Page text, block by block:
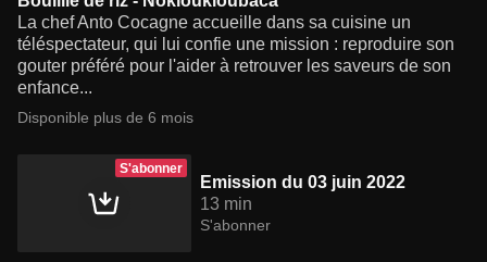
La chef Anto Cocagne accueille dans sa cuisine un
téléspectateur, qui lui confie une mission : reproduire son
gouter préféré pour l'aider à retrouver les saveurs de son
enfance...
Disponible plus de 6 mois
S'abonner
Emission du 03 juin 2022
13 min
S'abonner